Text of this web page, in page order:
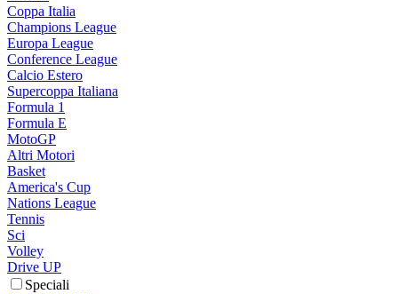
Coppa Italia
Champions League
Europa League
Conference League
Calcio Estero
Supercoppa Italiana
Formula 1
Formula E
MotoGP
Altri Motori
Basket
America's Cup
Nations League
Tennis
Sci
Volley
Drive UP
Speciali